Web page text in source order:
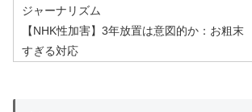
ジャーナリズム
【NHK性加害】3年放置は意図的か：お粗末
すぎる対応